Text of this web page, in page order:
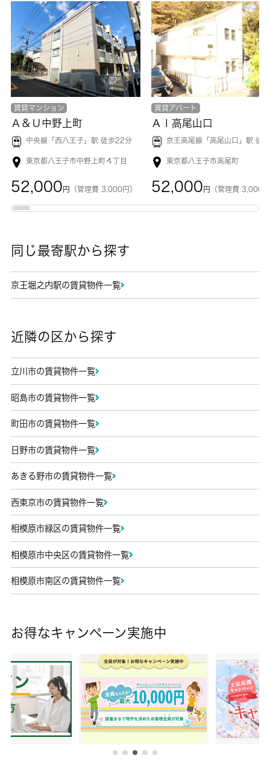
賃貸マンション
Ａ＆Ｕ中野上町
中央線「 西八王子」駅 徒歩22分
東京都八王子市中野上町４丁目
52,000 円 （管理費 3,000円）
賃貸アパート
ＡＩ高尾山口
京王高尾線「高尾山口 」駅 徒歩
東京都八王子市高尾町
52,000 円 （管理費 3,000
同じ最寄駅から探す
京王堀之内駅の賃貸物件一覧
近隣の区から探す
立川市の賃貸物件一覧
昭島市の賃貸物件一覧
町田市の賃貸物件一覧
日野市の賃貸物件一覧
あきる野市の賃貸物件一覧
西東京市の賃貸物件一覧
相模原市緑区の賃貸物件一覧
相模原市中央区の賃貸物件一覧
相模原市南区の賃貸物件一覧
お得なキャンペーン実施中